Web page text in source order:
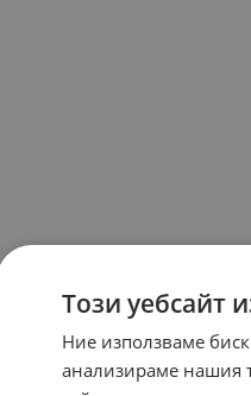
Този уебсайт
Ние използваме
анализираме нашия